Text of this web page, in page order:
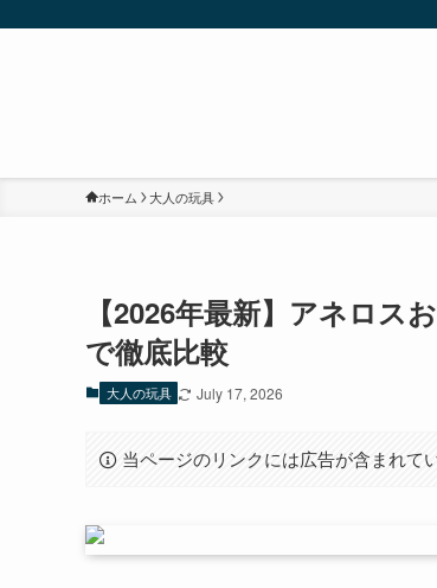
ホーム 大人の玩具
【2026年最新】アネロス
で徹底比較
大人の玩具 July 17, 2026
当ページのリンクには広告が含まれてい